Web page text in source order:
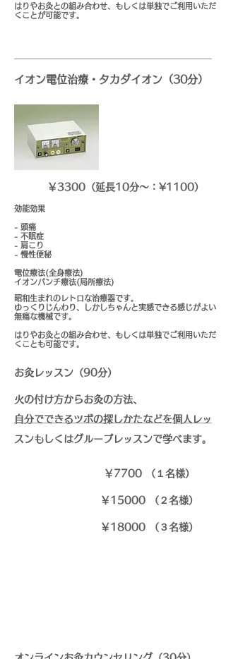
はりやお灸との組み合わせ、もしくは単独でご利用いただ
くことが可能です。
イオン電位治療・タカダイオン（30分）
￥3300（延長10分〜：¥1100）
効能効果
- 頭痛
- 不眠症
- 肩こり
- 慢性便秘
電位療法(全身療法)
イオンパンチ療法(局所療法)
昭和生まれのレトロな治療器です。
​ゆっくりじんわり、しかしちゃんと実感できる感じがよい
無痛な機械です。
​はりやお灸との組み合わせ、もしくは単独でご利用いただ
くことも可能です。
お灸レッスン（90分）
火の付け方からお灸の方法、
自分でできるツボの探しかたなどを個人レッ
スンもしくはグループレッスンで学べます。
￥7700 （１名様）
￥15000 （２名様）
￥18000 （３名様）